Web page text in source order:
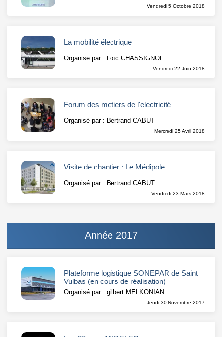
Vendredi 5 Octobre 2018
La mobilité électrique
Organisé par : Loïc CHASSIGNOL
Vendredi 22 Juin 2018
Forum des metiers de l'electricité
Organisé par : Bertrand CABUT
Mercredi 25 Avril 2018
Visite de chantier : Le Médipole
Organisé par : Bertrand CABUT
Vendredi 23 Mars 2018
Année 2017
Plateforme logistique SONEPAR de Saint
Vulbas (en cours de réalisation)
Organisé par : gilbert MELKONIAN
Jeudi 30 Novembre 2017